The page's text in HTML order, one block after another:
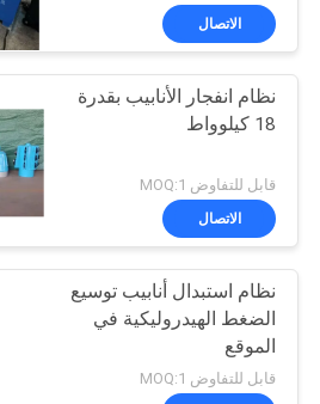
الاتصال
نظام انفجار الأنابيب بقدرة
18 كيلوواط
قابل للتفاوض MOQ:1
الاتصال
نظام استبدال أنابيب توسيع
الضغط الهيدروليكية في
الموقع
قابل للتفاوض MOQ:1